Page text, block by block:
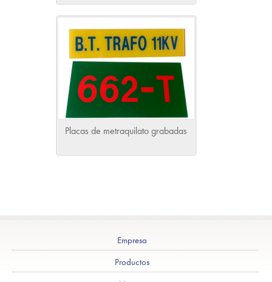
Placas de metraquilato grabadas
Empresa
Productos